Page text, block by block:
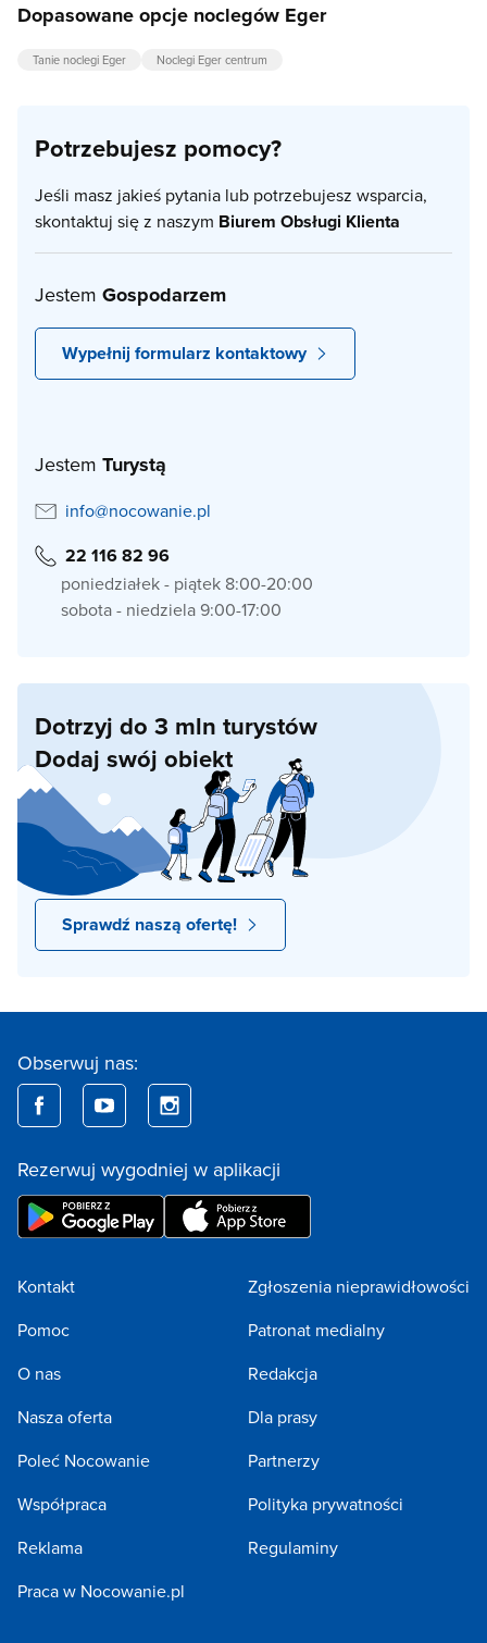
Dopasowane opcje noclegów Eger
Tanie noclegi Eger Noclegi Eger centrum
Potrzebujesz pomocy?
Jeśli masz jakieś pytania lub potrzebujesz wsparcia,
skontaktuj się z naszym Biurem Obsługi Klienta
Jestem Gospodarzem
Wypełnij formularz kontaktowy
Jestem Turystą
info@nocowanie.pl
22 116 82 96
poniedziałek - piątek 8:00-20:00
sobota - niedziela 9:00-17:00
Dotrzyj do 3 mln turystów
Dodaj swój obiekt
Sprawdź naszą ofertę!
Obserwuj nas:
Rezerwuj wygodniej w aplikacji
Kontakt
Pomoc
O nas
Nasza oferta
Poleć Nocowanie
Współpraca
Reklama
Praca w Nocowanie.pl
Zgłoszenia nieprawidłowości
Patronat medialny
Redakcja
Dla prasy
Partnerzy
Polityka prywatności
Regulaminy